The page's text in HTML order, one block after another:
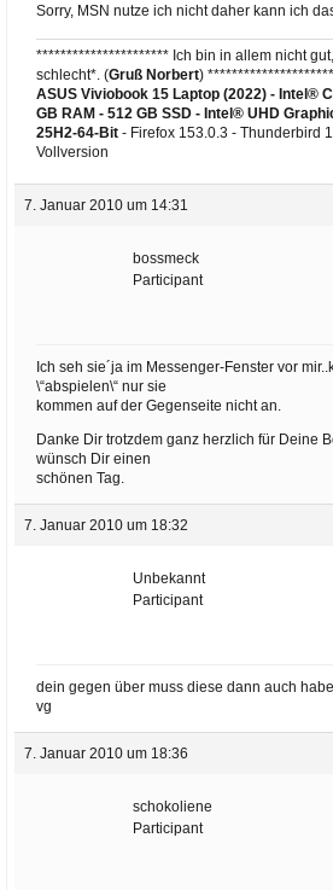
Sorry, MSN nutze ich nicht daher kann ich
********************** Ich bin in allem nicht
schlecht*. (Gruß Norbert)
ASUS Viviobook 15 Laptop (2022) - Intel®
GB RAM - 512 GB SSD - Intel® UHD
25H2-64-Bit- Firefox 153.0.3 - Thunderbird
Vollversion
7. Januar 2010 um 14:31
bossmeck
Participant
Ich seh sie´ja im Messenger-Fenster vor
\“abspielen\“ nur sie
kommen auf der Gegenseite nicht an.
Danke Dir trotzdem ganz herzlich für Deine
wünsch Dir einen
schönen Tag.
7. Januar 2010 um 18:32
Unbekannt
Participant
dein gegen über muss diese dann auch
vg
7. Januar 2010 um 18:36
schokoliene
Participant